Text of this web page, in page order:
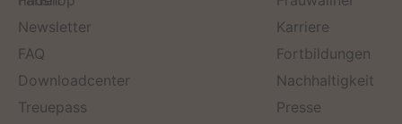
Newsletter
FAQ
Downloadcenter
Treuepass
Karriere
Fortbildungen
Nachhaltigkeit
Presse